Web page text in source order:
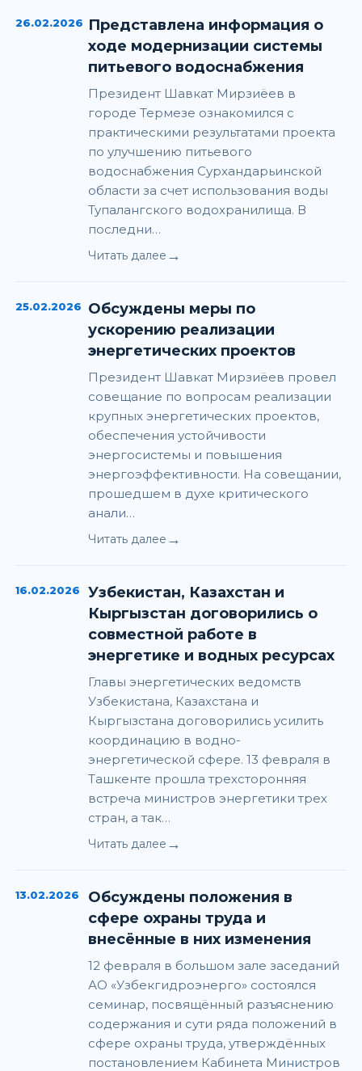
26.02.2026 Представлена информация о
ходе модернизации системы
питьевого водоснабжения
Президент Шавкат Мирзиёев в
городе Термезе ознакомился с
практическими результатами проекта
по улучшению питьевого
водоснабжения Сурхандарьинской
области за счет использования воды
Тупалангского водохранилища. В
последни…
Читать далее →
25.02.2026
Обсуждены меры по
ускорению реализации
энергетических проектов
Президент Шавкат Мирзиёев провел
совещание по вопросам реализации
крупных энергетических проектов,
обеспечения устойчивости
энергосистемы и повышения
энергоэффективности. На совещании,
прошедшем в духе критического
анали…
Читать далее →
16.02.2026
Узбекистан, Казахстан и
Кыргызстан договорились о
совместной работе в
энергетике и водных ресурсах
Главы энергетических ведомств
Узбекистана, Казахстана и
Кыргызстана договорились усилить
координацию в водно-
энергетической сфере. 13 февраля в
Ташкенте прошла трехсторонняя
встреча министров энергетики трех
стран, а так…
Читать далее →
13.02.2026
Обсуждены положения в
сфере охраны труда и
внесённые в них изменения
12 февраля в большом зале заседаний
АО «Узбекгидроэнерго» состоялся
семинар, посвящённый разъяснению
содержания и сути ряда положений в
сфере охраны труда, утверждённых
постановлением Кабинета Министров